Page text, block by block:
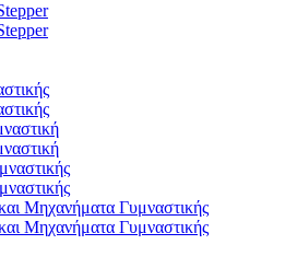
Μηχανήματα Γυμναστικής
Μηχανήματα Γυμναστικής